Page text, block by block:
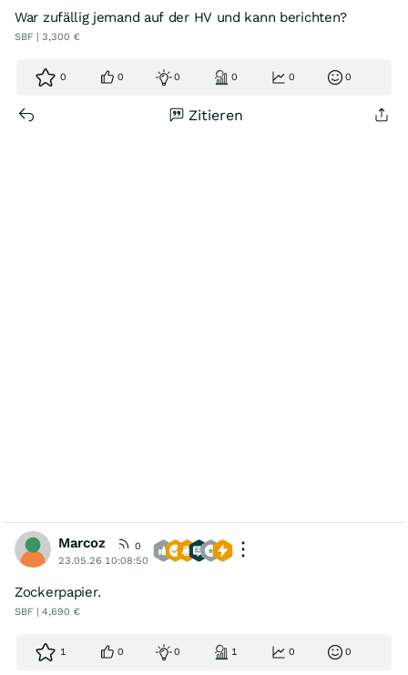
War zufällig jemand auf der HV und kann berichten?
SBF | 3,300 €
0 0 0 0 0 0
Zitieren
Marcoz
0
23.05.26 10:08:50
Zockerpapier.
SBF | 4,690 €
1 0 0 1 0 0